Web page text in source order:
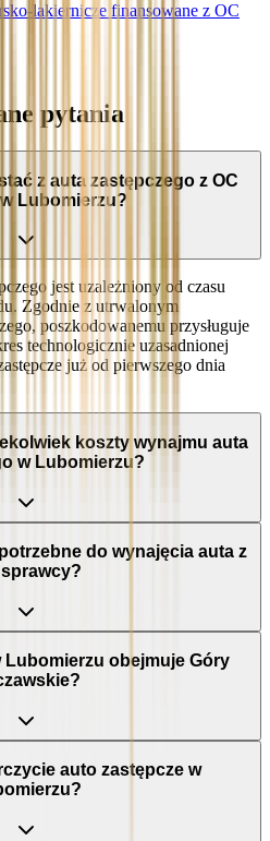
lakiernicze finansowane z OC
pytania
z auta zastępczego z OC
Lubomierzu?
jest uzależniony od czasu
Zgodnie z utrwalonym
poszkodowanemu przysługuje
technologicznie uzasadnionej
już od pierwszego dnia
koszty wynajmu auta
w Lubomierzu?
do wynajęcia auta z
Lubomierzu obejmuje Góry
auto zastępcze w